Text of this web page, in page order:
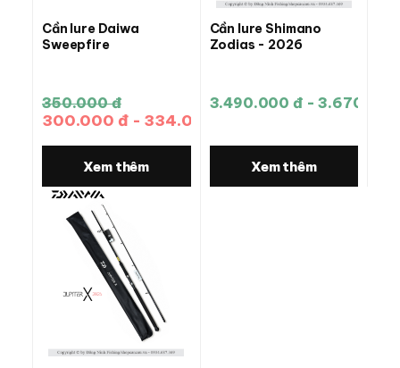
Cần lure Daiwa
Sweepfire
350.000 đ
300.000 đ - 334.000 đ
Xem thêm
Cần lure Shimano
Zodias - 2026
3.490.000 đ -
Xem thêm